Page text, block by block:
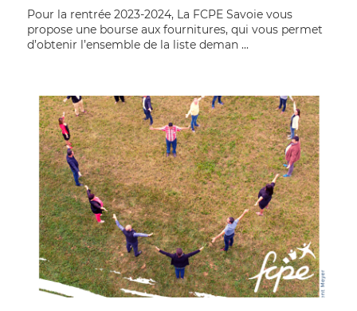
Pour la rentrée 2023-2024, La FCPE Savoie vous
propose une bourse aux fournitures, qui vous permet
d’obtenir l’ensemble de la liste deman ...